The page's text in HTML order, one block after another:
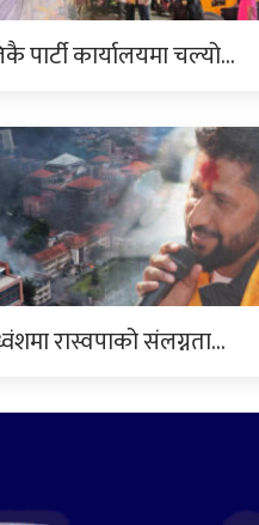
पार्टी कार्यालयमा चल्यो…
रास्वपाको संलग्नता…